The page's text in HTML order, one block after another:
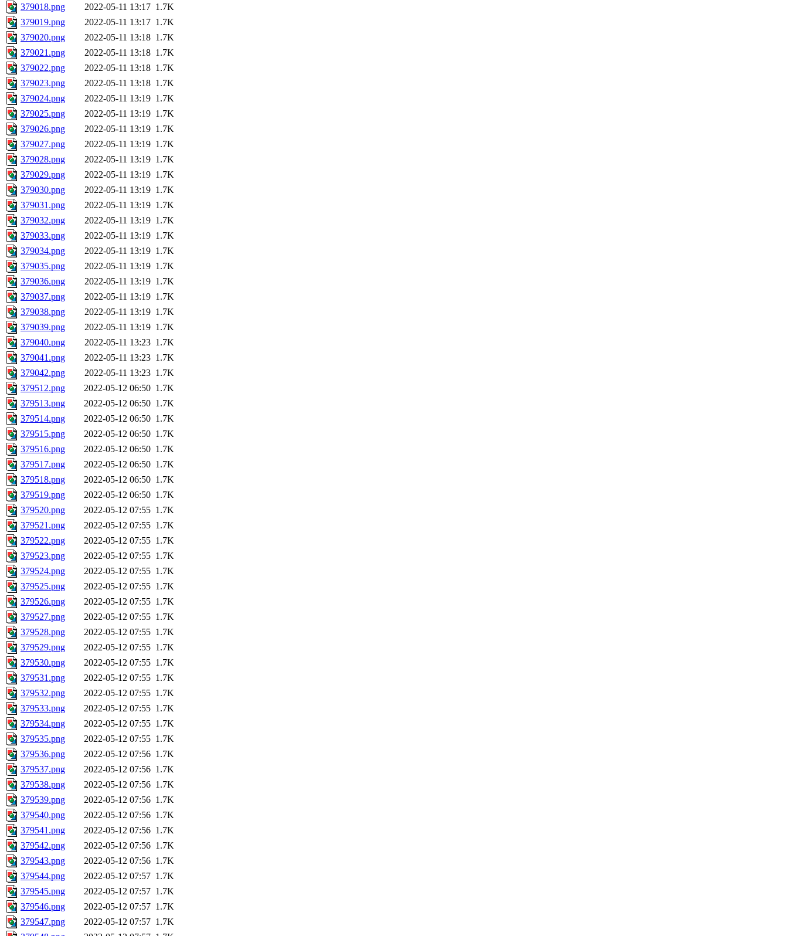
379018.png
2022-05-11 13:17 1.7K
379019.png
2022-05-11 13:17 1.7K
379020.png
2022-05-11 13:18 1.7K
379021.png
2022-05-11 13:18 1.7K
379022.png
2022-05-11 13:18 1.7K
379023.png
2022-05-11 13:18 1.7K
379024.png
2022-05-11 13:19 1.7K
379025.png
2022-05-11 13:19 1.7K
379026.png
2022-05-11 13:19 1.7K
379027.png
2022-05-11 13:19 1.7K
379028.png
2022-05-11 13:19 1.7K
379029.png
2022-05-11 13:19 1.7K
379030.png
2022-05-11 13:19 1.7K
379031.png
2022-05-11 13:19 1.7K
379032.png
2022-05-11 13:19 1.7K
379033.png
2022-05-11 13:19 1.7K
379034.png
2022-05-11 13:19 1.7K
379035.png
2022-05-11 13:19 1.7K
379036.png
2022-05-11 13:19 1.7K
379037.png
2022-05-11 13:19 1.7K
379038.png
2022-05-11 13:19 1.7K
379039.png
2022-05-11 13:19 1.7K
379040.png
2022-05-11 13:23 1.7K
379041.png
2022-05-11 13:23 1.7K
379042.png
2022-05-11 13:23 1.7K
379512.png
2022-05-12 06:50 1.7K
379513.png
2022-05-12 06:50 1.7K
379514.png
2022-05-12 06:50 1.7K
379515.png
2022-05-12 06:50 1.7K
379516.png
2022-05-12 06:50 1.7K
379517.png
2022-05-12 06:50 1.7K
379518.png
2022-05-12 06:50 1.7K
379519.png
2022-05-12 06:50 1.7K
379520.png
2022-05-12 07:55 1.7K
379521.png
2022-05-12 07:55 1.7K
379522.png
2022-05-12 07:55 1.7K
379523.png
2022-05-12 07:55 1.7K
379524.png
2022-05-12 07:55 1.7K
379525.png
2022-05-12 07:55 1.7K
379526.png
2022-05-12 07:55 1.7K
379527.png
2022-05-12 07:55 1.7K
379528.png
2022-05-12 07:55 1.7K
379529.png
2022-05-12 07:55 1.7K
379530.png
2022-05-12 07:55 1.7K
379531.png
2022-05-12 07:55 1.7K
379532.png
2022-05-12 07:55 1.7K
379533.png
2022-05-12 07:55 1.7K
379534.png
2022-05-12 07:55 1.7K
379535.png
2022-05-12 07:55 1.7K
379536.png
2022-05-12 07:56 1.7K
379537.png
2022-05-12 07:56 1.7K
379538.png
2022-05-12 07:56 1.7K
379539.png
2022-05-12 07:56 1.7K
379540.png
2022-05-12 07:56 1.7K
379541.png
2022-05-12 07:56 1.7K
379542.png
2022-05-12 07:56 1.7K
379543.png
2022-05-12 07:56 1.7K
379544.png
2022-05-12 07:57 1.7K
379545.png
2022-05-12 07:57 1.7K
379546.png
2022-05-12 07:57 1.7K
379547.png
2022-05-12 07:57 1.7K